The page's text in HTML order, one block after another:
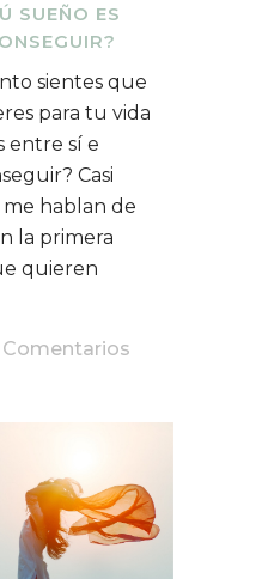
SUEÑO ES
sientes que
para tu vida
entre sí e
Casi
me hablan de
la primera
quieren
Comentarios